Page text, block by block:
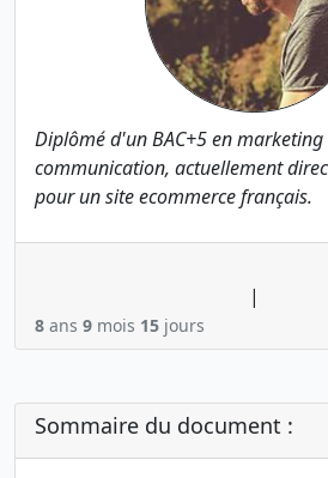
Diplômé d'un BAC+5 en marketing
communication, actuellement
pour un site ecommerce français.
|
8 ans 9 mois 15 jours
Sommaire du document :